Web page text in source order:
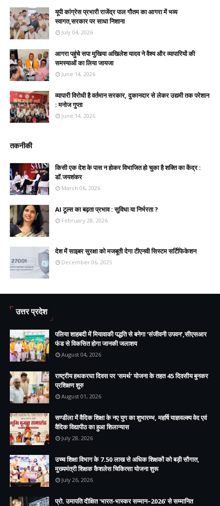
यूपी कांग्रेस प्रभारी राजेंद्र पाल गौतम का आगरा में भव्य
स्वागत,सरकार पर साधा निशाना
July 04, 2026
आगरा पहुंचे सपा मुखिया अखिलेश यादव ने वैश्य और व्यापारियों की
समस्याओं का लिया जायजा
June 14, 2026
व्यापारी विरोधी है वर्तमान सरकार, दुकानदार से लेकर उद्यमी तक परेशान
: मनोज गुप्ता
June 14, 2026
तकनीकी
किसी एक देश के पास न होकर विभाजित हो चुका है शक्ति का केंद्र :
डॉ.जयशंकर
March 06, 2026
AI टूल्स का बढ़ता प्रभाव : सुविधा या निर्भरता ?
February 28, 2026
देश में साइबर सुरक्षा को मजबूती देगा टीएनवी सिस्टम सर्टिफिकेशन
December 06, 2025
उत्तर प्रदेश
पलिया शाहबदी में मियावाकी पद्धति से बनेगा ‘संजीवनी उपवन’,सीएसआर
फंड से विकसित होगा जानकी जलाशय
August 04, 2026
राष्ट्रीय हथकरघा दिवस पर 'समर्थ' योजना के तहत 45 दिवसीय बुनकर
प्रशिक्षण शुरु
August 01, 2026
सण्डीला में वैदिक शिक्षा के नए युग का शुभारम्भ, महर्षि याज्ञवल्क्य वेद एवं
वैदिक विद्यापीठ का हुआ शिलान्यास
July 28, 2026
उच्च शिक्षा विभाग के 7.50 लाख से अधिक शिक्षकों को बड़ी सौगात,
मुख्यमंत्री शिक्षक कैशलेस चिकित्सा योजना शुरू
July 26, 2026
प्रो. उमापति दीक्षित 'भारत-भास्कर सम्मान–2026' से सम्मानित